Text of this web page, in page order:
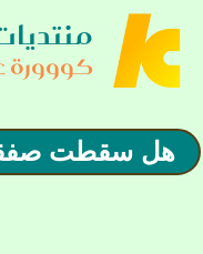
كووورة
هل سقطت صفقة